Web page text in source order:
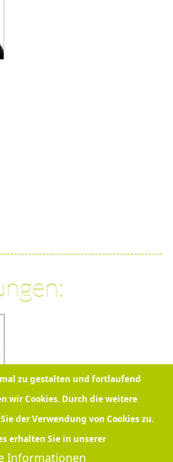
zu gestalten und fortlaufend
wir Cookies. Durch die weitere
der Verwendung von Cookies zu.
erhalten Sie in unserer
Informationen